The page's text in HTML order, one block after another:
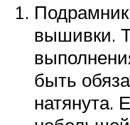
вышивки.
быть
натянута.